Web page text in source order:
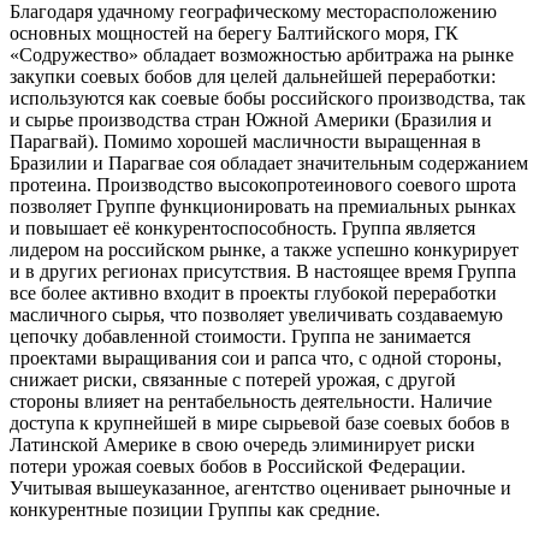
Благодаря удачному географическому месторасположению
основных мощностей на берегу Балтийского моря, ГК
«Содружество» обладает возможностью арбитража на рынке
закупки соевых бобов для целей дальнейшей переработки:
используются как соевые бобы российского производства, так
и сырье производства стран Южной Америки (Бразилия и
Парагвай). Помимо хорошей масличности выращенная в
Бразилии и Парагвае соя обладает значительным содержанием
протеина. Производство высокопротеинового соевого шрота
позволяет Группе функционировать на премиальных рынках
и повышает её конкурентоспособность. Группа является
лидером на российском рынке, а также успешно конкурирует
и в других регионах присутствия. В настоящее время Группа
все более активно входит в проекты глубокой переработки
масличного сырья, что позволяет увеличивать создаваемую
цепочку добавленной стоимости. Группа не занимается
проектами выращивания сои и рапса что, с одной стороны,
снижает риски, связанные с потерей урожая, с другой
стороны влияет на рентабельность деятельности. Наличие
доступа к крупнейшей в мире сырьевой базе соевых бобов в
Латинской Америке в свою очередь элиминирует риски
потери урожая соевых бобов в Российской Федерации.
Учитывая вышеуказанное, агентство оценивает рыночные и
конкурентные позиции Группы как средние.